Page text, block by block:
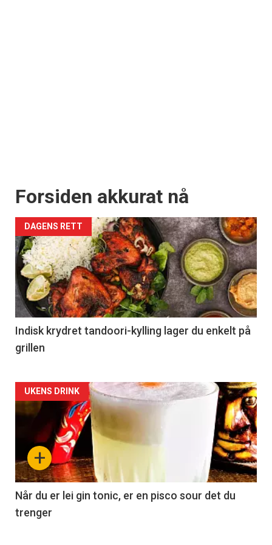
Forsiden akkurat nå
DAGENS RETT
Indisk krydret tandoori-kylling lager du enkelt på
grillen
Forsiden
akkurat
nå
-
2
+
UKENS DRINK
Når du er lei gin tonic, er en pisco sour det du
trenger